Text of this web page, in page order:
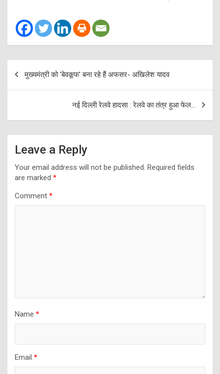
navigation
मुख्यमंत्री को ‘बेवकूफ’ बना रहे हैं अफसर- अखिलेश यादव
नई दिल्ली रेलवे हादसा : रेलवे का तंत्र हुआ फेल…
Leave a Reply
Your email address will not be published. Required fields
are marked *
Comment *
Name *
Email *